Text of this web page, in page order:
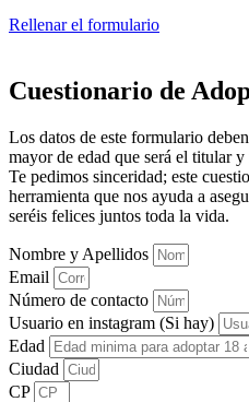
Rellenar el formulario
Cuestionario de
Los datos de este formulario
mayor de edad que será el titular
Te pedimos sinceridad; este
herramienta que nos ayuda a
seréis felices juntos toda la vida.
Nombre y Apellidos
Email
Número de contacto
Usuario en instagram (Si hay)
Edad
Ciudad
CP